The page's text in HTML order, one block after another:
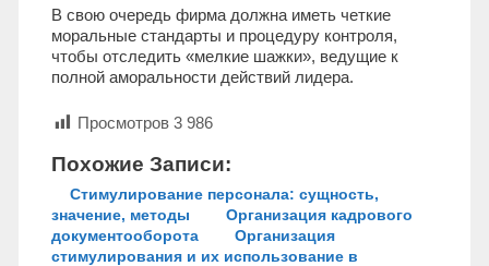
В свою очередь фирма должна иметь четкие
моральные стандарты и процедуру контроля,
чтобы отследить «мелкие шажки», ведущие к
полной аморальности действий лидера.
Просмотров 3 986
Похожие Записи:
Стимулирование персонала: сущность,
значение, методы
Организация кадрового
документооборота
Организация
стимулирования и их использование в